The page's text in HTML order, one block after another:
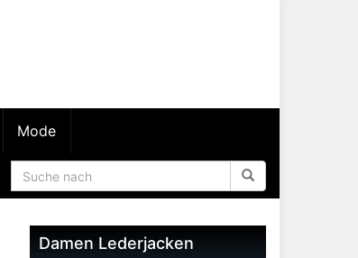
Mode
Damen Lederjacken